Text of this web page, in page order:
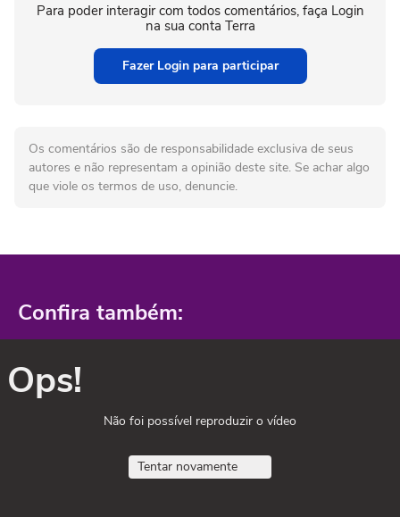
Para poder interagir com todos comentários, faça Login
na sua conta Terra
Fazer Login para participar
Os comentários são de responsabilidade exclusiva de seus
autores e não representam a opinião deste site. Se achar algo
que viole os termos de uso, denuncie.
Confira também:
Ops!
Não foi possível reproduzir o vídeo
Tentar novamente